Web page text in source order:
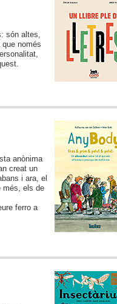
són altes,
només
anònima
creat un
i ara, el
més, els de
ferro a